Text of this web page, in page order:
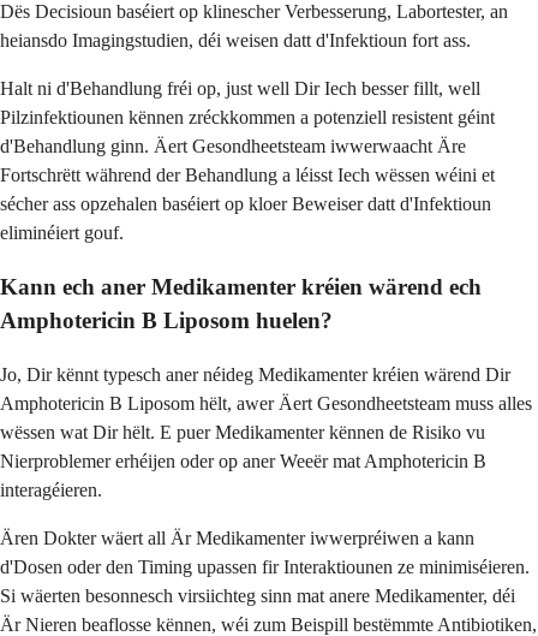
Dës Decisioun baséiert op klinescher Verbesserung, Labortester, an
heiansdo Imagingstudien, déi weisen datt d'Infektioun fort ass.
Halt ni d'Behandlung fréi op, just well Dir Iech besser fillt, well
Pilzinfektiounen kënnen zréckkommen a potenziell resistent géint
d'Behandlung ginn. Äert Gesondheetsteam iwwerwaacht Äre
Fortschrëtt während der Behandlung a léisst Iech wëssen wéini et
sécher ass opzehalen baséiert op kloer Beweiser datt d'Infektioun
eliminéiert gouf.
Kann ech aner Medikamenter kréien wärend ech
Amphotericin B Liposom huelen?
Jo, Dir kënnt typesch aner néideg Medikamenter kréien wärend Dir
Amphotericin B Liposom hëlt, awer Äert Gesondheetsteam muss alles
wëssen wat Dir hëlt. E puer Medikamenter kënnen de Risiko vu
Nierproblemer erhéijen oder op aner Weeër mat Amphotericin B
interagéieren.
Ären Dokter wäert all Är Medikamenter iwwerpréiwen a kann
d'Dosen oder den Timing upassen fir Interaktiounen ze minimiséieren.
Si wäerten besonnesch virsiichteg sinn mat anere Medikamenter, déi
Är Nieren beaflosse kënnen, wéi zum Beispill bestëmmte Antibiotiken,